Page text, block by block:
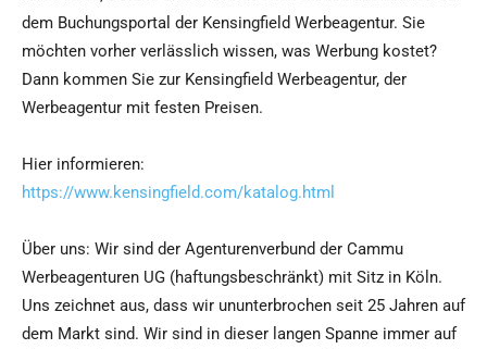
dem Buchungsportal der Kensingfield Werbeagentur. Sie
möchten vorher verlässlich wissen, was Werbung kostet?
Dann kommen Sie zur Kensingfield Werbeagentur, der
Werbeagentur mit festen Preisen.
Hier informieren:
https://www.kensingfield.com/katalog.html
Über uns: Wir sind der Agenturenverbund der Cammu
Werbeagenturen UG (haftungsbeschränkt) mit Sitz in Köln.
Uns zeichnet aus, dass wir ununterbrochen seit 25 Jahren auf
dem Markt sind. Wir sind in dieser langen Spanne immer auf